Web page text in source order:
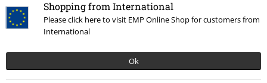
Shopping from International
Please click here to visit EMP Online Shop for customers from
International
Ok